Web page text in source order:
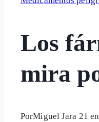
Los
mira
PorMiguel Jara 21